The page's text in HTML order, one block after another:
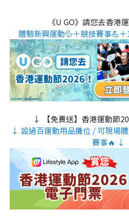
《U GO》請您去香港
體驗新興運動💦＋競技賽事💪
↓ 【免費送】香港運動節
↓ 設過百運動用品攤位 / 可現場
賽事🔥 ↓